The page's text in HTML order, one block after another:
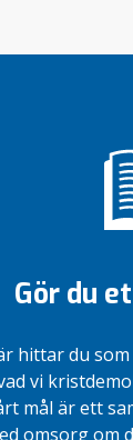
Gör du
hittar du
vi
mål är ett
omsorg om